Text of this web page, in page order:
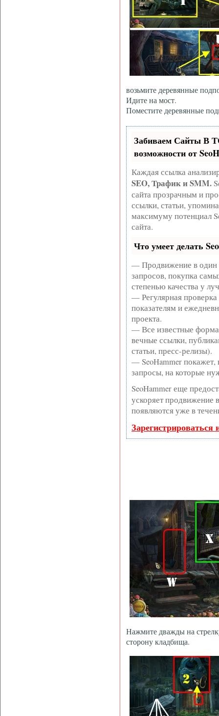
возьмите деревянные
Идите на мост.
Поместите деревянные
Забиваем Сайты В
возможности от
Каждая ссылка
SEO, Трафик и SMM.
сайта прозрачным и
ссылки, статьи,
максимуму потенциал
сайта.
Что умеет делать
— Продвижение в один
запросов, покупка
степенью качества у
— Регулярная проверка
показателям и
проекта.
— Все известные
вечные ссылки,
статьи, пресс-релизы).
— SeoHammer покажет,
запросы, на которые
SeoHammer еще
ускоряет продвижение
появляются уже в
Нажмите дважды на
сторону кладбища.